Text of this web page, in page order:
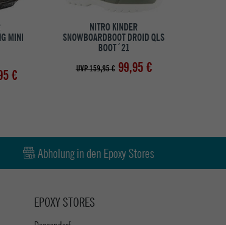
MINI
€
NITRO KINDER
SNOWBOARDBOOT DROID QLS
BOOT´21
UVP 159,95 € 99,95 €
Abholung in den Epoxy Stores
EPOXY STORES